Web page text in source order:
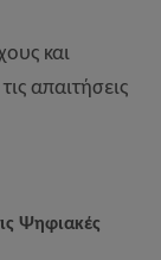
και
απαιτήσεις
Ψηφιακές